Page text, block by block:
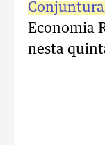
Economia
nesta